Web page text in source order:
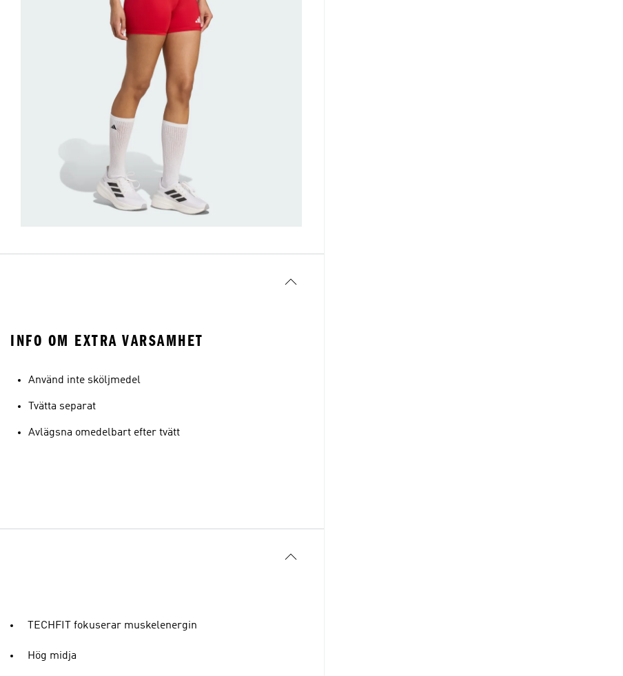
INFO OM EXTRA VARSAMHET
Använd inte sköljmedel
Tvätta separat
Avlägsna omedelbart efter tvätt
TECHFIT fokuserar muskelenergin
Hög midja